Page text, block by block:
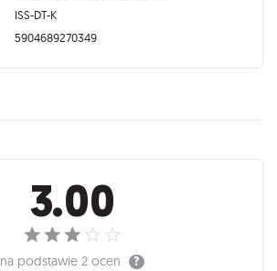
ISS-DT-K
5904689270349
3.00
na podstawie 2 ocen